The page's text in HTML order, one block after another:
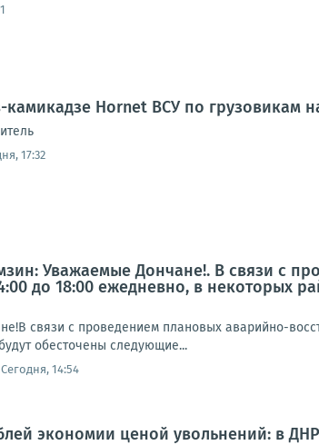
Hornet ВСУ по грузовикам
17:32
Уважаемые Дончане!. В связи с
до 18:00 ежедневно, в некоторых
связи с проведением плановых аварийно-
обесточены следующие...
Сегодня, 14:54
экономии ценой увольнений: в